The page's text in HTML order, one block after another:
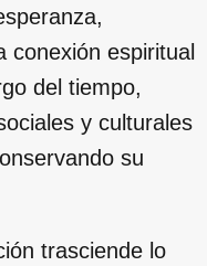
conexión espiritual
del tiempo,
y culturales
su
trasciende lo